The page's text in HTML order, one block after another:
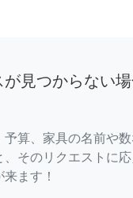
見つからない
算、家具の名前や
、そのリクエストに
ます！